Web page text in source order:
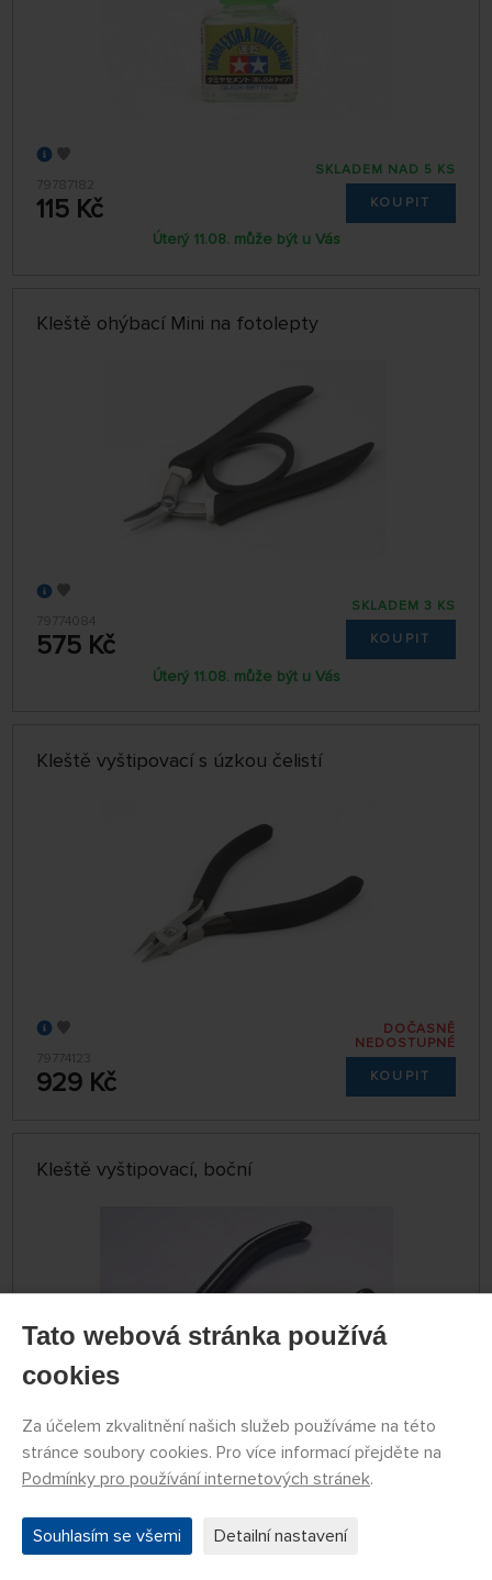
79787182
115 Kč
SKLADEM NAD 5 KS
KOUPIT
Úterý 11.08. může být u Vás
Kleště ohýbací Mini na fotolepty
79774084
575 Kč
SKLADEM 3 KS
KOUPIT
Úterý 11.08. může být u Vás
Kleště vyštipovací s úzkou čelistí
79774123
929 Kč
DOČASNĚ
NEDOSTUPNÉ
KOUPIT
Kleště vyštipovací, boční
79774001
609 Kč
NEDOSTUPNÉ
KOUPIT
Tato webová stránka používá
cookies
Za účelem zkvalitnění našich služeb používáme na této
stránce soubory cookies. Pro více informací přejděte na
Podmínky pro používání internetových stránek.
Souhlasím se všemi Detailní nastavení